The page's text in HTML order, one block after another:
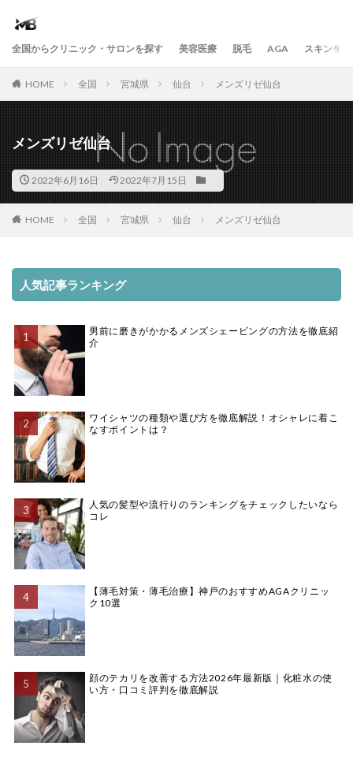
全国からクリニック・サロンを探す 美容医療 脱毛 AGA スキンケア
HOME 全国 宮城県 仙台 メンズリゼ仙台
メンズリゼ仙台
2022年6月16日 2022年7月15日
HOME 全国 宮城県 仙台 メンズリゼ仙台
人気記事ランキング
男前に磨きがかかるメンズシェービングの方法を徹底紹
介
ワイシャツの種類や選び方を徹底解説！オシャレに着こ
なすポイントは？
人気の髪型や流行りのランキングをチェックしたいなら
コレ
【薄毛対策・薄毛治療】神戸のおすすめAGAクリニッ
ク10選
顔のテカリを改善する方法2026年最新版｜化粧水の使
い方・口コミ評判を徹底解説